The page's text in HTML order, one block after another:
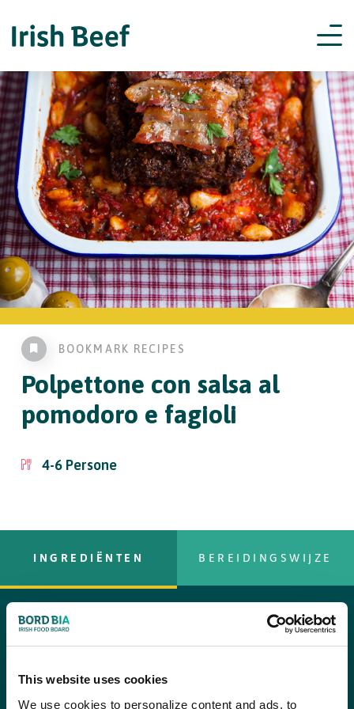
This website uses cookies
We use cookies to personalize content and ads, to
BOOKMARK RECIPES
Polpettone con salsa al
pomodoro e fagioli
4-6 Persone
INGREDIËNTEN BEREIDINGSWIJZE
Ingredienti:
1 cipolla grande tritata finemente
Portate il forno a 230°C. Riscaldate l’olio in una padella adatta
alla frittura e fate rosolare la cipolla e il sedano per 5 minuti,